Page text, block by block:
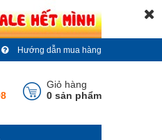
Hướng dẫn mua hàng
Giỏ hàng
0 sản phẩm